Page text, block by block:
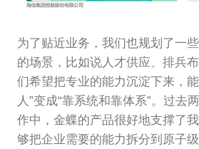
为了贴近业务，我们也规划了一
的场景，比如说人才供应、排兵
们希望把专业的能力沉淀下来，
人”变成“靠系统和靠体系”。过去
作中，金蝶的产品很好地支撑了
够把企业需要的能力拆分到原子